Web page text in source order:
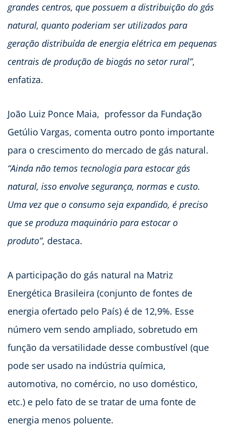
grandes centros, que possuem a distribuição do gás
natural, quanto poderiam ser utilizados para
geração distribuída de energia elétrica em pequenas
centrais de produção de biogás no setor rural”,
enfatiza.
João Luiz Ponce Maia, professor da Fundação
Getúlio Vargas, comenta outro ponto importante
para o crescimento do mercado de gás natural.
“Ainda não temos tecnologia para estocar gás
natural, isso envolve segurança, normas e custo.
Uma vez que o consumo seja expandido, é preciso
que se produza maquinário para estocar o
produto”, destaca.
A participação do gás natural na Matriz
Energética Brasileira (conjunto de fontes de
energia ofertado pelo País) é de 12,9%. Esse
número vem sendo ampliado, sobretudo em
função da versatilidade desse combustível (que
pode ser usado na indústria química,
automotiva, no comércio, no uso doméstico,
etc.) e pelo fato de se tratar de uma fonte de
energia menos poluente.